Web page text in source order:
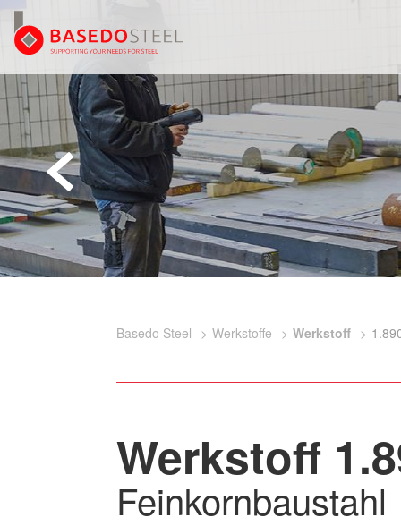
Basedo Steel Werkstoffe Werkstoff
Werkstoff
Feinkornbaustahl